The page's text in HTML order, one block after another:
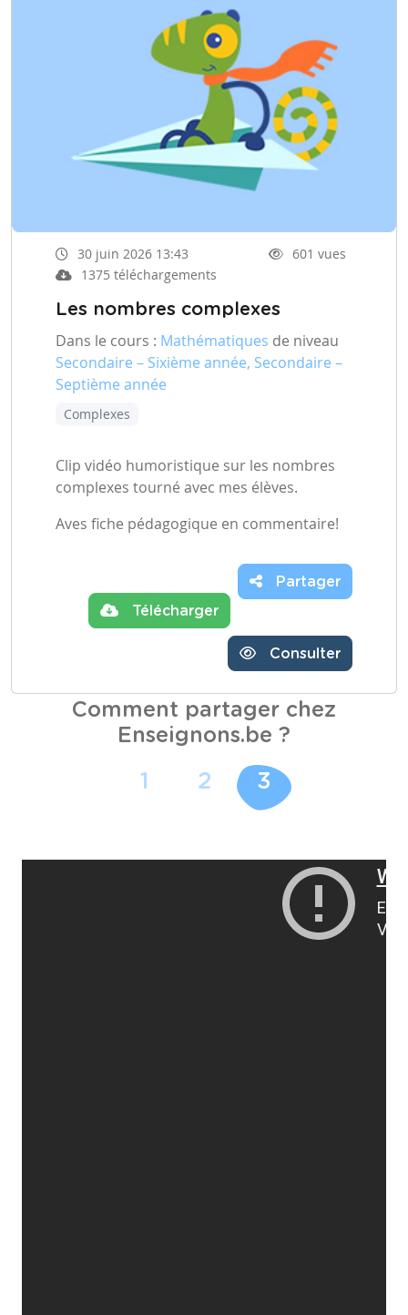
30 juin 2026 13:43
601 vues
1375 téléchargements
Les nombres complexes
Dans le cours : Mathématiques de niveau
Secondaire – Sixième année, Secondaire –
Septième année
Complexes
Clip vidéo humoristique sur les nombres
complexes tourné avec mes élèves.
Aves fiche pédagogique en commentaire!
Télécharger
Partager
Consulter
Comment partager chez
Enseignons.be ?
1 2 3